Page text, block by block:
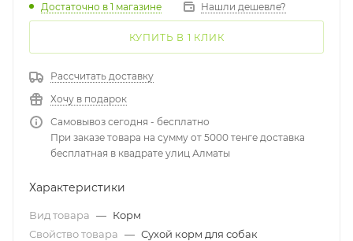
Достаточно в 1 магазине Нашли дешевле?
КУПИТЬ В 1 КЛИК
Рассчитать доставку
Хочу в подарок
Самовывоз сегодня - бесплатно
При заказе товара на сумму от 5000 тенге доставка
бесплатная в квадрате улиц Алматы
Характеристики
Вид товара — Корм
Свойство товара — Сухой корм для собак